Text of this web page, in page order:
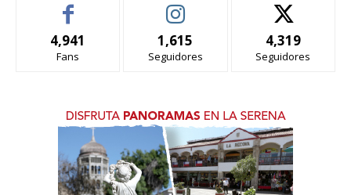
4,941
Fans
1,615
Seguidores
4,319
Seguidores